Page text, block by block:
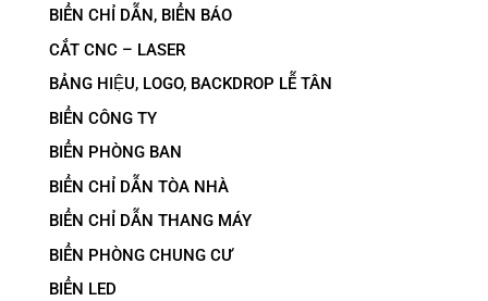
BIỂN CHỈ DẪN, BIỂN BÁO
CẮT CNC – LASER
BẢNG HIỆU, LOGO, BACKDROP LỄ TÂN
BIỂN CÔNG TY
BIỂN PHÒNG BAN
BIỂN CHỈ DẪN TÒA NHÀ
BIỂN CHỈ DẪN THANG MÁY
BIỂN PHÒNG CHUNG CƯ
BIỂN LED